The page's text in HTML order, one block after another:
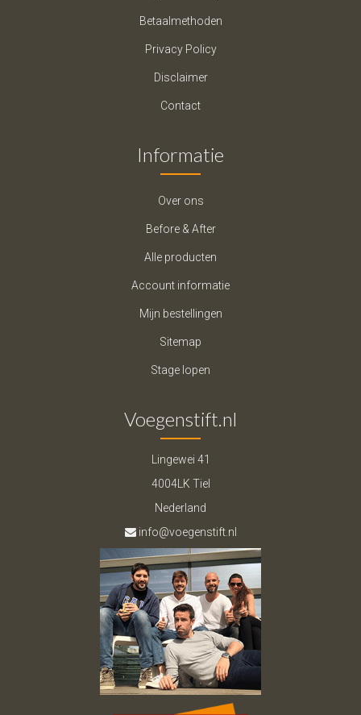
Betaalmethoden
Privacy Policy
Disclaimer
Contact
Informatie
Over ons
Before & After
Alle producten
Account informatie
Mijn bestellingen
Sitemap
Stage lopen
Voegenstift.nl
Lingewei 41
4004LK Tiel
Nederland
info@voegenstift.nl